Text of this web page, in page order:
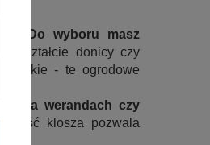
Do wyboru masz
kształcie donicy czy
niskie - te ogrodowe
na werandach czy
klosza pozwala